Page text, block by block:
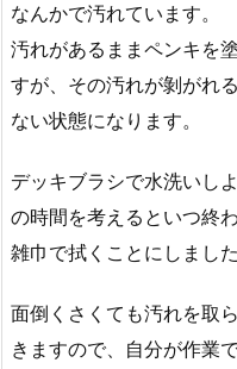
なんかで汚れています。
汚れがあるままペンキを
すが、その汚れが剝がれ
ない状態になります。
デッキブラシで水洗いし
の時間を考えるといつ終
雑巾で拭くことにしました
面倒くさくても汚れを取
きますので、自分が作業